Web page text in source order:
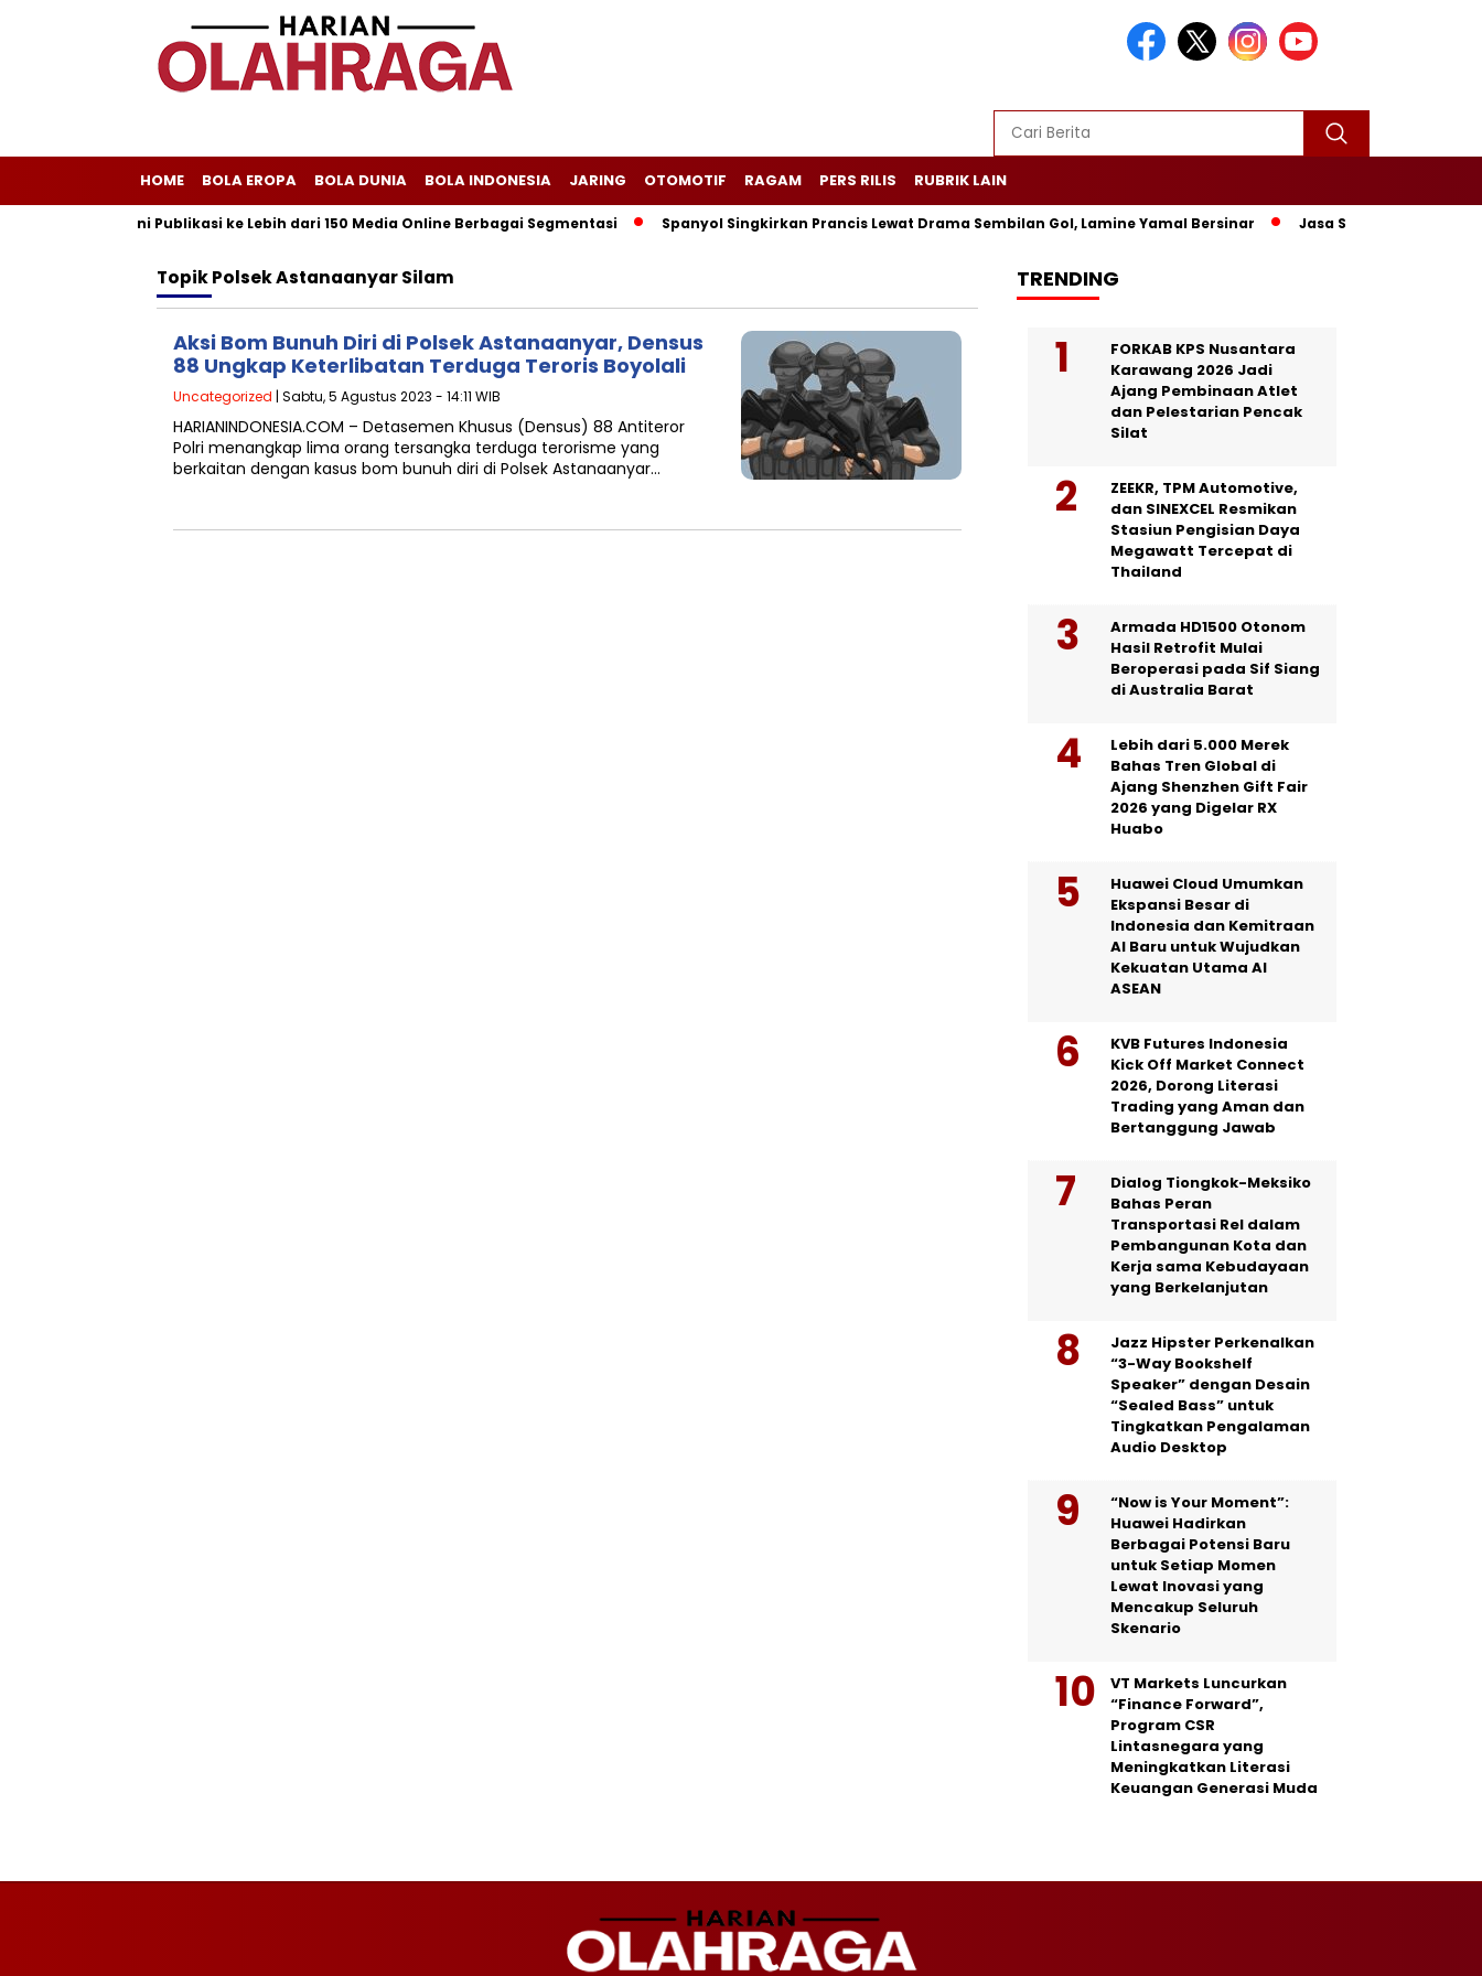
HOME BOLA EROPA BOLA DUNIA BOLA INDONESIA JARING OTOMOTIF RAGAM PERS RILIS RUBRIK LAIN
Melayani Publikasi ke Lebih dari 150 Media Online Berbagai Segmentasi Spanyol Singkirkan Prancis Lewat Drama Sembilan Gol, Lamine Yamal Bersinar Jasa Siaran Pers
TopikPolsek Astanaanyar Silam
Aksi Bom Bunuh Diri di Polsek Astanaanyar, Densus
88 Ungkap Keterlibatan Terduga Teroris Boyolali
Uncategorized | Sabtu, 5 Agustus 2023 - 14:11 WIB
HARIANINDONESIA.COM – Detasemen Khusus (Densus) 88 Antiteror
Polri menangkap lima orang tersangka terduga terorisme yang
berkaitan dengan kasus bom bunuh diri di Polsek Astanaanyar…
TRENDING
FORKAB KPS Nusantara
Karawang 2026 Jadi
Ajang Pembinaan Atlet
dan Pelestarian Pencak
Silat
ZEEKR, TPM Automotive,
dan SINEXCEL Resmikan
Stasiun Pengisian Daya
Megawatt Tercepat di
Thailand
Armada HD1500 Otonom
Hasil Retrofit Mulai
Beroperasi pada Sif Siang
di Australia Barat
Lebih dari 5.000 Merek
Bahas Tren Global di
Ajang Shenzhen Gift Fair
2026 yang Digelar RX
Huabo
Huawei Cloud Umumkan
Ekspansi Besar di
Indonesia dan Kemitraan
AI Baru untuk Wujudkan
Kekuatan Utama AI
ASEAN
KVB Futures Indonesia
Kick Off Market Connect
2026, Dorong Literasi
Trading yang Aman dan
Bertanggung Jawab
Dialog Tiongkok-Meksiko
Bahas Peran
Transportasi Rel dalam
Pembangunan Kota dan
Kerja sama Kebudayaan
yang Berkelanjutan
Jazz Hipster Perkenalkan
“3-Way Bookshelf
Speaker” dengan Desain
“Sealed Bass” untuk
Tingkatkan Pengalaman
Audio Desktop
“Now is Your Moment”:
Huawei Hadirkan
Berbagai Potensi Baru
untuk Setiap Momen
Lewat Inovasi yang
Mencakup Seluruh
Skenario
VT Markets Luncurkan
“Finance Forward”,
Program CSR
Lintasnegara yang
Meningkatkan Literasi
Keuangan Generasi Muda